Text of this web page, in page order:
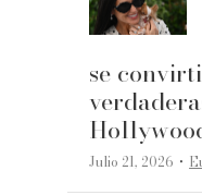
se
Julio 21, 2026 ·